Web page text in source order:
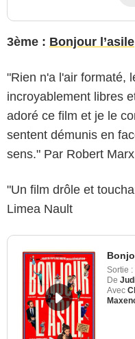
3ème : Bonjour l’asile
"Rien n'a l'air formaté,
incroyablement libres
adoré ce film et je le
sentent démunis en
sens." Par Robert Marx
"Un film drôle et
Limea Nault
Sortie :
De
Avec